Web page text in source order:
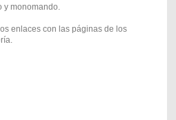
y monomando.
enlaces con las páginas de los